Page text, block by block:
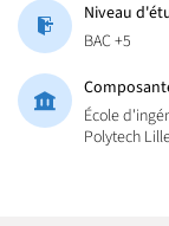
Niveau
BAC +5
École
Polytech